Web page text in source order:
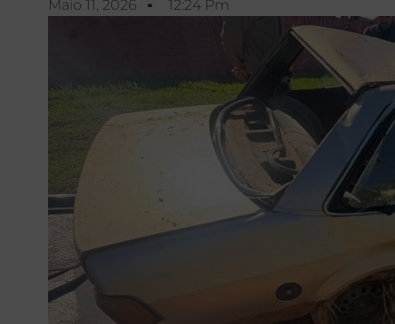
Maio 11, 2026 12:24 Pm